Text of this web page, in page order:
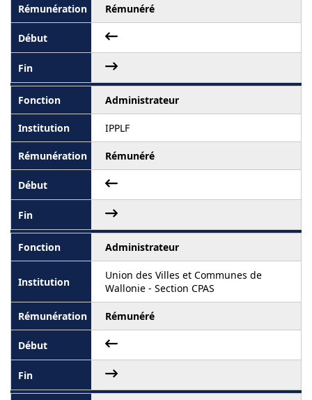
Rémunéré
Administrateur
IPPLF
Rémunéré
Administrateur
Union des Villes et Communes de
Wallonie - Section CPAS
Rémunéré